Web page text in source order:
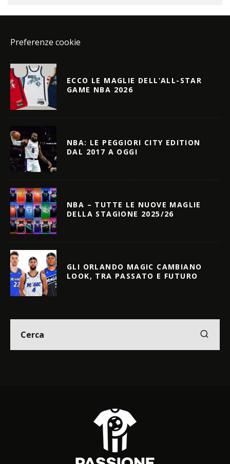
Preferenze cookie
ECCO LE MAGLIE DELL’ALL-STAR
GAME NBA 2026
NBA: LE PEGGIORI CITY EDITION
DAL 2017 A OGGI
NBA – TUTTE LE NUOVE MAGLIE
DELLA STAGIONE 2025/26
GLI ORLANDO MAGIC CAMBIANO
LOOK, TRA PASSATO E FUTURO